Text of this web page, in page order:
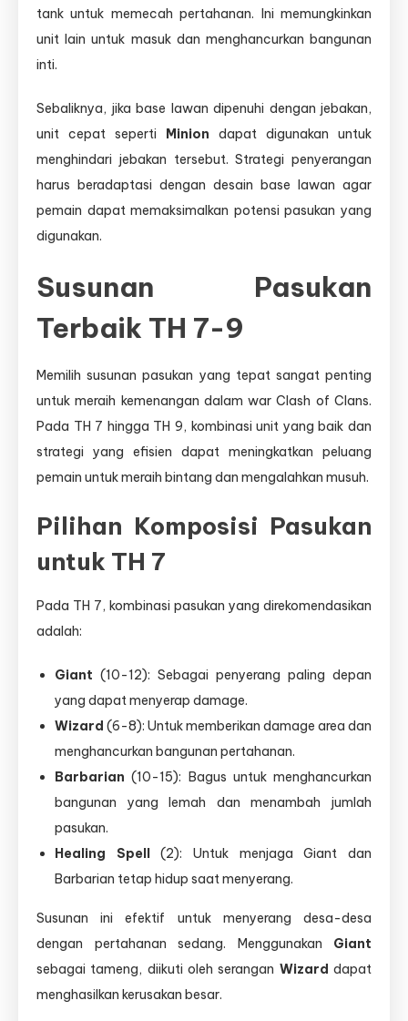
tank untuk memecah pertahanan. Ini memungkinkan
unit lain untuk masuk dan menghancurkan bangunan
inti.
Sebaliknya, jika base lawan dipenuhi dengan jebakan,
unit cepat seperti Minion dapat digunakan untuk
menghindari jebakan tersebut. Strategi penyerangan
harus beradaptasi dengan desain base lawan agar
pemain dapat memaksimalkan potensi pasukan yang
digunakan.
Susunan Pasukan
Terbaik TH 7-9
Memilih susunan pasukan yang tepat sangat penting
untuk meraih kemenangan dalam war Clash of Clans.
Pada TH 7 hingga TH 9, kombinasi unit yang baik dan
strategi yang efisien dapat meningkatkan peluang
pemain untuk meraih bintang dan mengalahkan musuh.
Pilihan Komposisi Pasukan
untuk TH 7
Pada TH 7, kombinasi pasukan yang direkomendasikan
adalah:
Giant (10-12): Sebagai penyerang paling depan
yang dapat menyerap damage.
Wizard (6-8): Untuk memberikan damage area dan
menghancurkan bangunan pertahanan.
Barbarian (10-15): Bagus untuk menghancurkan
bangunan yang lemah dan menambah jumlah
pasukan.
Healing Spell(2): Untuk menjaga Giant dan
Barbarian tetap hidup saat menyerang.
Susunan ini efektif untuk menyerang desa-desa
dengan pertahanan sedang. Menggunakan Giant
sebagai tameng, diikuti oleh serangan Wizard dapat
menghasilkan kerusakan besar.